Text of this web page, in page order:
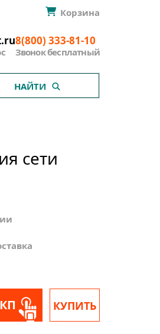
Корзина
8(800) 333-81-10
Звонок бесплатный
НАЙТИ
сети
КУПИТЬ